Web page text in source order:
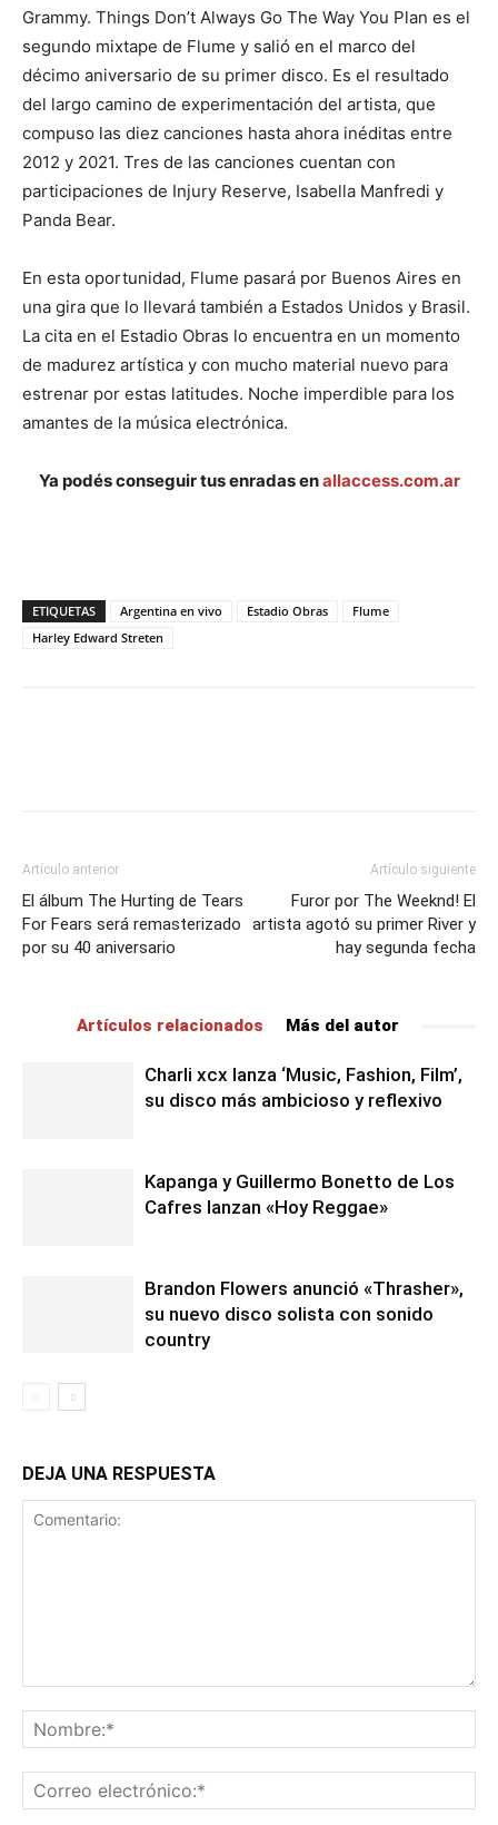
Grammy. Things Don’t Always Go The Way You Plan es el
segundo mixtape de Flume y salió en el marco del
décimo aniversario de su primer disco. Es el resultado
del largo camino de experimentación del artista, que
compuso las diez canciones hasta ahora inéditas entre
2012 y 2021. Tres de las canciones cuentan con
participaciones de Injury Reserve, Isabella Manfredi y
Panda Bear.
En esta oportunidad, Flume pasará por Buenos Aires en
una gira que lo llevará también a Estados Unidos y Brasil.
La cita en el Estadio Obras lo encuentra en un momento
de madurez artística y con mucho material nuevo para
estrenar por estas latitudes. Noche imperdible para los
amantes de la música electrónica.
Ya podés conseguir tus enradas enallaccess.com.ar
ETIQUETAS Argentina en vivo Estadio Obras
Flume
Harley Edward Streten
Artículo anterior
El álbum The Hurting de Tears
For Fears será remasterizado
por su 40 aniversario
Artículo siguiente
Furor por The Weeknd! El
artista agotó su primer River y
hay segunda fecha
Artículos relacionados Más del autor
Charli xcx lanza ‘Music, Fashion, Film’,
su disco más ambicioso y reflexivo
Kapanga y Guillermo Bonetto de Los
Cafres lanzan «Hoy Reggae»
Brandon Flowers anunció «Thrasher»,
su nuevo disco solista con sonido
country
DEJA UNA RESPUESTA